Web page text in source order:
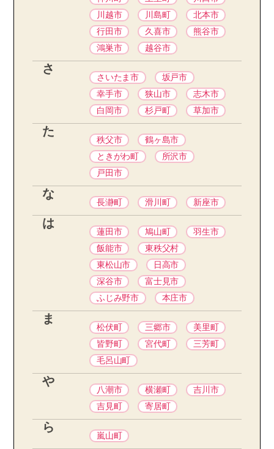
川越市
川島町
北本市
行田市
久喜市
熊谷市
鴻巣市
越谷市
さ
さいたま市
坂戸市
幸手市
狭山市
志木市
白岡市
杉戸町 草加市
た
秩父市
鶴ヶ島市
ときがわ町
所沢市
戸田市
な
長瀞町 滑川町 新座市
は
蓮田市 鳩山町
羽生市
飯能市
東秩父村
東松山市
日高市
深谷市
富士見市
ふじみ野市
本庄市
ま
松伏町 三郷市
美里町
皆野町
宮代町
三芳町
毛呂山町
や
八潮市 横瀬町
吉川市
吉見町
寄居町
ら
嵐山町